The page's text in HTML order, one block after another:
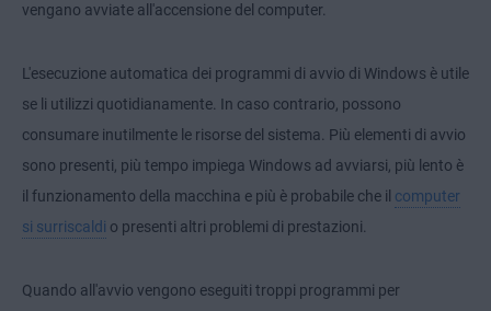
vengano avviate all'accensione del computer.
L'esecuzione automatica dei programmi di avvio di Windows è utile
se li utilizzi quotidianamente. In caso contrario, possono
consumare inutilmente le risorse del sistema. Più elementi di avvio
sono presenti, più tempo impiega Windows ad avviarsi, più lento è
il funzionamento della macchina e più è probabile che il computer
si surriscaldi o presenti altri problemi di prestazioni.
Quando all'avvio vengono eseguiti troppi programmi per